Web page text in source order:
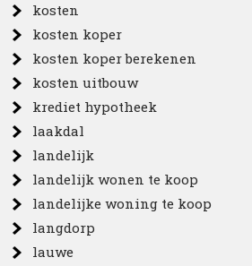
kosten
kosten koper
kosten koper berekenen
kosten uitbouw
krediet hypotheek
laakdal
landelijk
landelijk wonen te koop
landelijke woning te koop
langdorp
lauwe